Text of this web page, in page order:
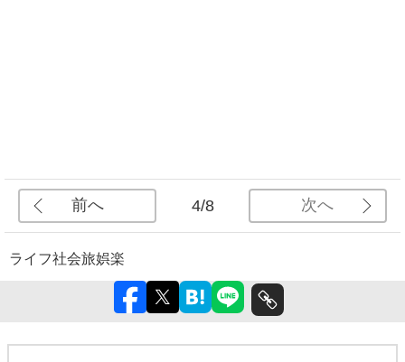
前へ 4/8 次へ
ライフ社会旅娯楽